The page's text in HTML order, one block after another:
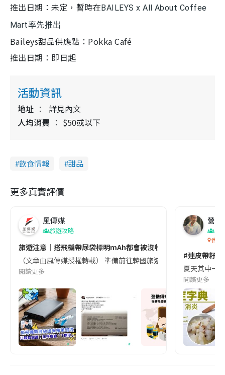
推出日期：未定，暫時在BAILEYS x All About Coffee
Mart率先推出
Baileys甜品供應點：Pokka Café
推出日期：即日起
活動資訊
地址
詳見內文
人均消費
$50或以下
飲食情報 甜品
更多真實評價
風傳媒
旅遊攻略
旅遊注意｜搭飛機帶尿袋標明mAh都會被沒收😱出發前切記檢查
（文章由風傳媒授權轉載） 準備前往韓國旅遊的民眾，近期要
閱讀更多
營養
香港
#連皮帶籽
夏天其中一
閱讀更多